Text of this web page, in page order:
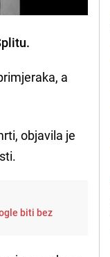
a
objavila je
biti bez